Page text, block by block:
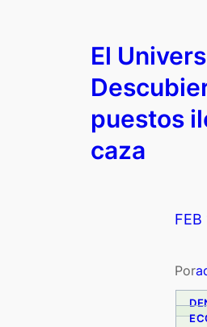
El
puestos
caza
Por